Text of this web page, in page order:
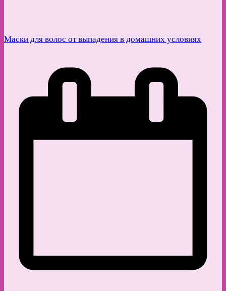
Маски для волос от выпадения в домашних условиях